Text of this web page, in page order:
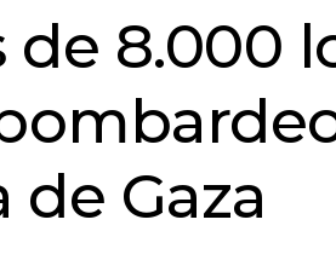
8.000
de Gaza